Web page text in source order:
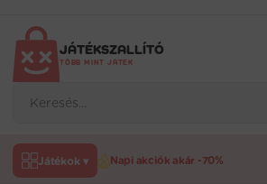
tartalomraJÁTÉKSZALLÍTÓ
TÖBB MINT JÁTÉK
search
Játékok ▾ Napi akciók akár -70%